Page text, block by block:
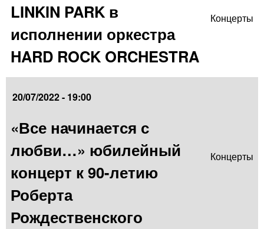
LINKIN PARK в
исполнении оркестра
HARD ROCK ORCHESTRA
Концерты
20/07/2022 - 19:00
«Все начинается с
любви…» юбилейный
концерт к 90-летию
Роберта
Рождественского
Концерты